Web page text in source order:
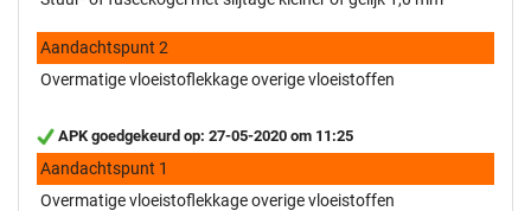
Aandachtspunt 2
Overmatige vloeistoflekkage overige vloeistoffen
APK goedgekeurd op: 27-05-2020 om 11:25
Aandachtspunt 1
Overmatige vloeistoflekkage overige vloeistoffen